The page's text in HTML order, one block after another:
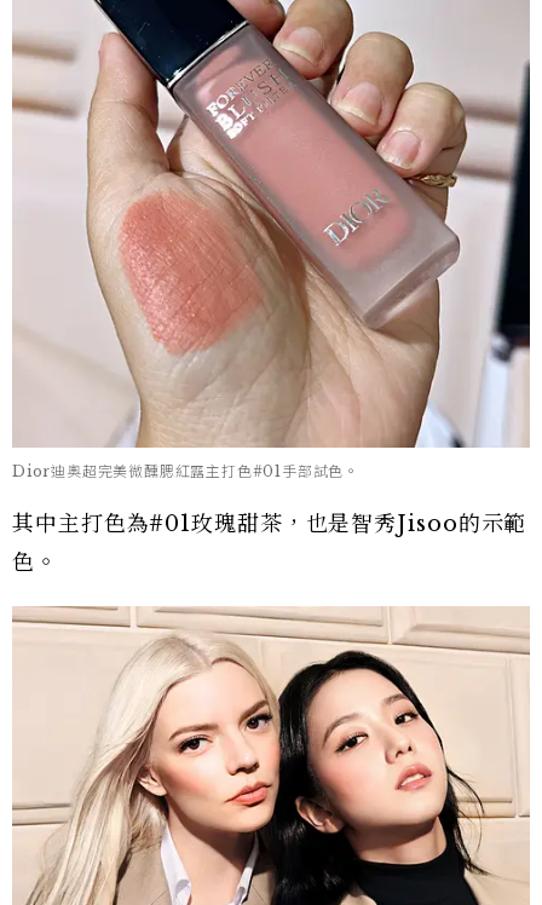
Dior迪奧超完美微醺腮紅露主打色#01手部試色。
其中主打色為#01玫瑰甜茶，也是智秀Jisoo的示範
色。